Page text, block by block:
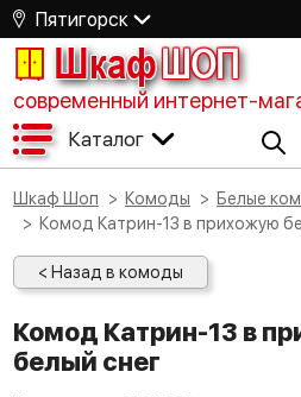
Пятигорск
ШкафШОП
современный интернет-
Каталог
Шкаф Шоп Комоды
Белые
Комод Катрин-13 в прихожую
< Назад в комоды
Комод Катрин-13 в прихожую белый/
белый снег